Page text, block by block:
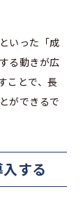
いった「成
る動きが広
ことで、長
ができるで
する